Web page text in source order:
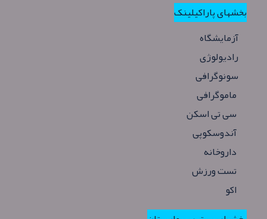
بخشهای پاراکیلینک
آزمایشگاه
رادیولوژی
سونوگرافی
ماموگرافی
سی تی اسکن
آندوسکوپی
داروخانه
تست ورزش
اکو